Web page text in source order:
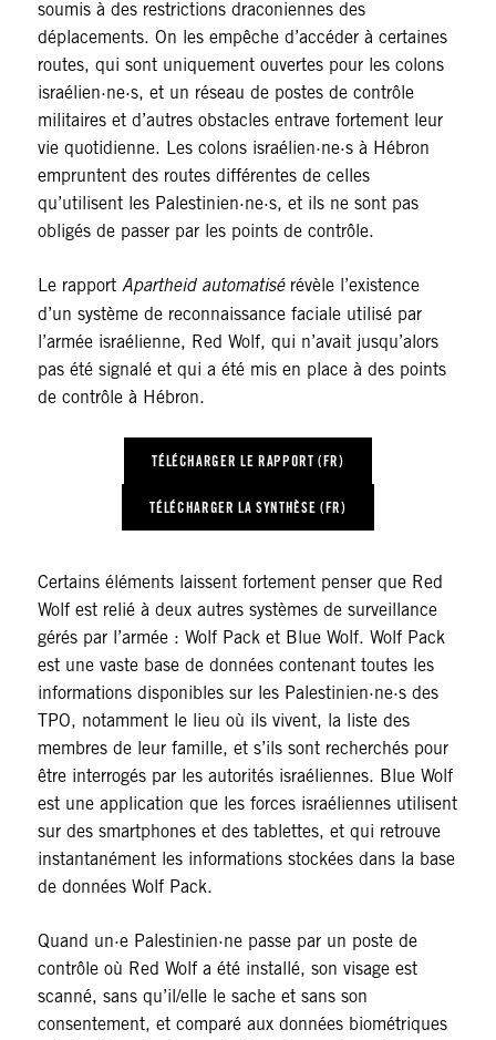
soumis à des restrictions draconiennes des
déplacements. On les empêche d’accéder à certaines
routes, qui sont uniquement ouvertes pour les colons
israélien·ne·s, et un réseau de postes de contrôle
militaires et d’autres obstacles entrave fortement leur
vie quotidienne. Les colons israélien·ne·s à Hébron
empruntent des routes différentes de celles
qu’utilisent les Palestinien·ne·s, et ils ne sont pas
obligés de passer par les points de contrôle.
Le rapport Apartheid automatisérévèle l’existence
d’un système de reconnaissance faciale utilisé par
l’armée israélienne, Red Wolf, qui n’avait jusqu’alors
pas été signalé et qui a été mis en place à des points
de contrôle à Hébron.
TÉLÉCHARGER LE RAPPORT (FR)
TÉLÉCHARGER LA SYNTHÈSE (FR)
Certains éléments laissent fortement penser que Red
Wolf est relié à deux autres systèmes de surveillance
gérés par l’armée : Wolf Pack et Blue Wolf. Wolf Pack
est une vaste base de données contenant toutes les
informations disponibles sur les Palestinien·ne·s des
TPO, notamment le lieu où ils vivent, la liste des
membres de leur famille, et s’ils sont recherchés pour
être interrogés par les autorités israéliennes. Blue Wolf
est une application que les forces israéliennes utilisent
sur des smartphones et des tablettes, et qui retrouve
instantanément les informations stockées dans la base
de données Wolf Pack.
Quand un·e Palestinien·ne passe par un poste de
contrôle où Red Wolf a été installé, son visage est
scanné, sans qu’il/elle le sache et sans son
consentement, et comparé aux données biométriques